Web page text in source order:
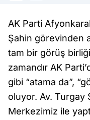
AK Parti
Şahin görevinden
tam bir görüş
zamandır AK
gibi “atama da”,
oluyor. Av. Turgay
Merkezimiz ile